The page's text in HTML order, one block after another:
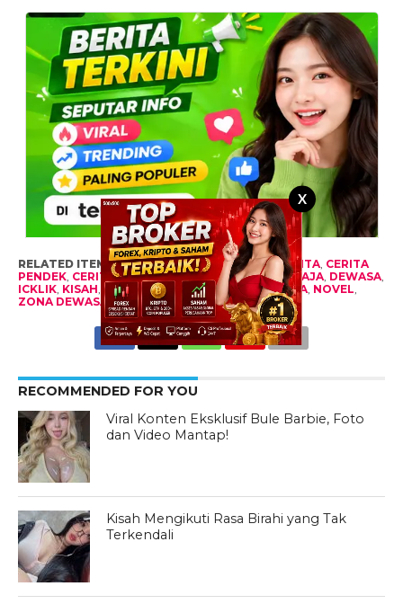
X
RELATED ITEMS: BACAAN DEWASA,BEBAS,CERITA, CERITA
PENDEK, CERITA REMAJA,CERPEN, CERPEN REMAJA, DEWASA,
ICKLIK, KISAH, KISAH REMAJA ,LEGENDA DEWASA, NOVEL,
ZONA DEWASA
RECOMMENDED FOR YOU
Viral Konten Eksklusif Bule Barbie, Foto
dan Video Mantap!
Kisah Mengikuti Rasa Birahi yang Tak
Terkendali